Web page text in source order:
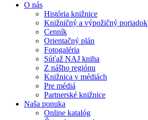
O nás
História knižnice
Knižničný a výpožičný poriadok
Cenník
Orientačný plán
Fotogaléria
Súťaž NAJ kniha
Z nášho regiónu
Knižnica v médiách
Pre médiá
Partnerské knižnice
Naša ponuka
Online katalóg